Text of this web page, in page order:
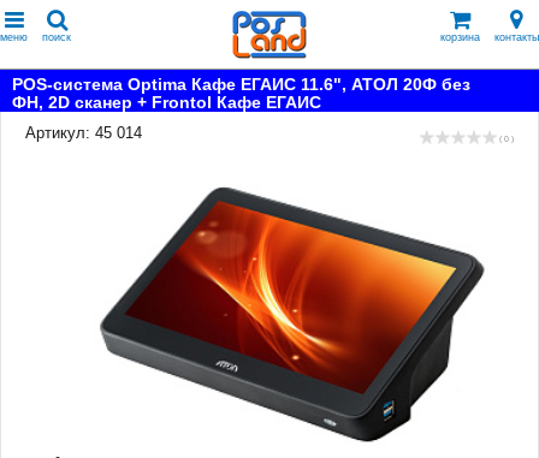
меню поиск корзина контакты
POS-система Optima Кафе ЕГАИС 11.6", АТОЛ 20Ф без
ФН, 2D сканер + Frontol Кафе ЕГАИС
Артикул: 45 014
( 0 )